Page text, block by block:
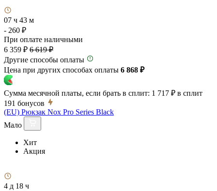
07 ч 43 м
- 260 ₽
При оплате наличными
6 359 ₽ 6 619 ₽
Другие способы оплаты
Цена при других способах оплаты 6 868 ₽
Сумма месячной платы, если брать в сплит: 1 717 ₽ в сплит
191 бонусов
(EU) Рюкзак Nox Pro Series Black
Мало
Хит
Акция
4 д 18 ч